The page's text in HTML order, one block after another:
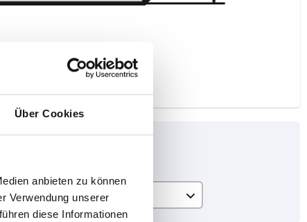
Über Cookies
anbieten zu können
Verwendung unserer
diese Informationen
SW